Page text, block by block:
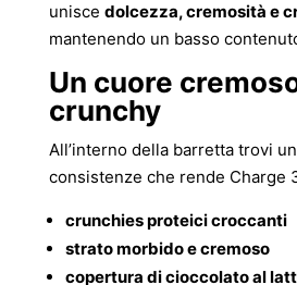
unisce dolcezza, cremosità e
mantenendo un basso
Un cuore
crunchy
All’interno della barretta trovi
consistenze che rende Charge
crunchies proteici croccanti
strato morbido e cremoso
copertura di cioccolato al